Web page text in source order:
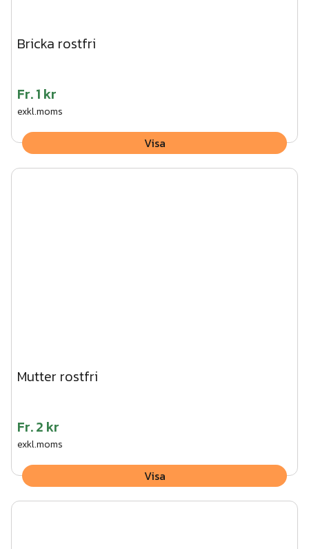
Bricka rostfri
Fr.1 kr
exkl.moms
Visa
Mutter rostfri
Fr.2 kr
exkl.moms
Visa